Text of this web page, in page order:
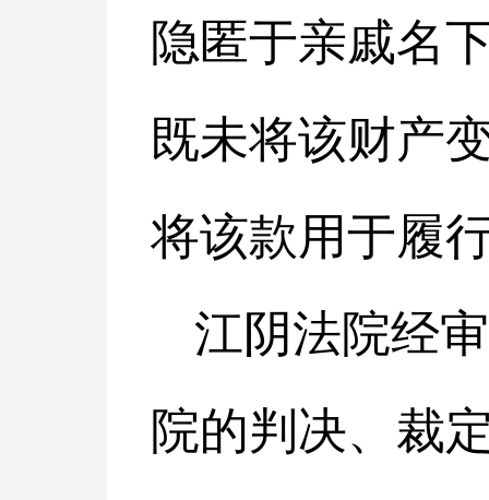
隐匿于亲戚名
既未将该财产
将该款用于履
江阴法院经
院的判决、裁